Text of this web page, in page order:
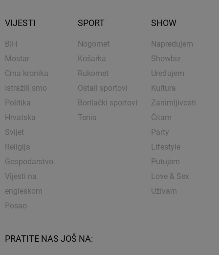
VIJESTI
BIH
Mostar
Crna kronika
Istražili smo
Politika
Hrvatska
Svijet
Religija
Gospodarstvo
Vijesti na
engleskom
Posao
SPORT
Nogomet
Košarka
Rukomet
Ostali sportovi
Borilački sportovi
Tenis
SHOW
Napredujem
Showbiz
Uređujem
Kultura
Zanimljivosti
Čitam
Party
Lifestyle
Putujem
Love & Sex
Uživam
PRATITE NAS JOŠ NA: